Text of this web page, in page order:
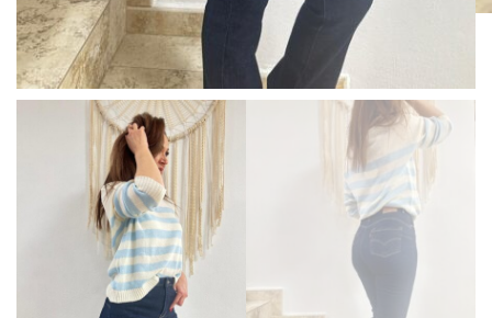
HOGAR
TARJETAS REGALO